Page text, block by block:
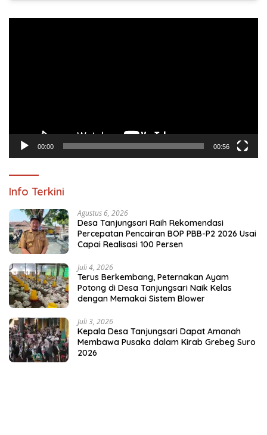
00:00 00:56
Info Terkini
Agustus 6, 2026
Desa Tanjungsari Raih Rekomendasi
Percepatan Pencairan BOP PBB-P2 2026 Usai
Capai Realisasi 100 Persen
Juli 4, 2026
Terus Berkembang, Peternakan Ayam
Potong di Desa Tanjungsari Naik Kelas
dengan Memakai Sistem Blower
Juli 3, 2026
Kepala Desa Tanjungsari Dapat Amanah
Membawa Pusaka dalam Kirab Grebeg Suro
2026